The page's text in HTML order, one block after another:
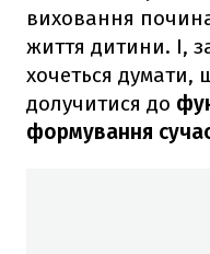
виховання
життя дитини. І,
хочеться думати,
долучитися до
формування